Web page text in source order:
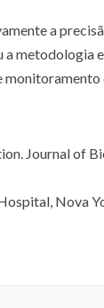
a
a metodologia
Journal of
Nova